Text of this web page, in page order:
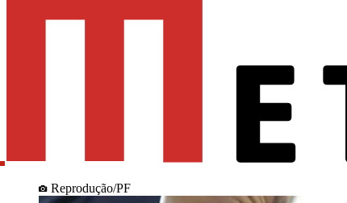
Reprodução/PF